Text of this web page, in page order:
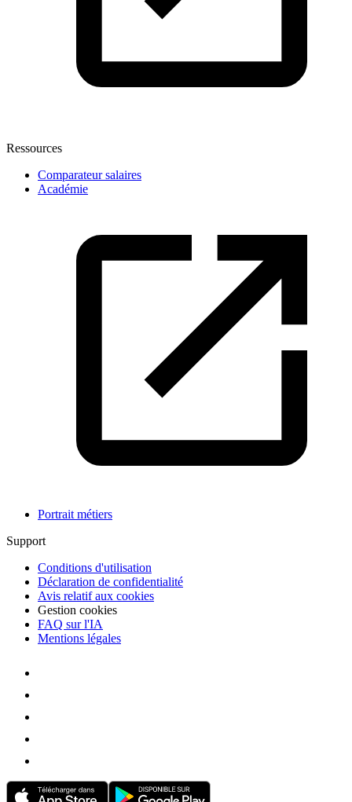
Ressources
Comparateur salaires
Académie
Portrait métiers
Support
Conditions d'utilisation
Déclaration de confidentialité
Avis relatif aux cookies
Gestion cookies
FAQ sur l'IA
Mentions légales